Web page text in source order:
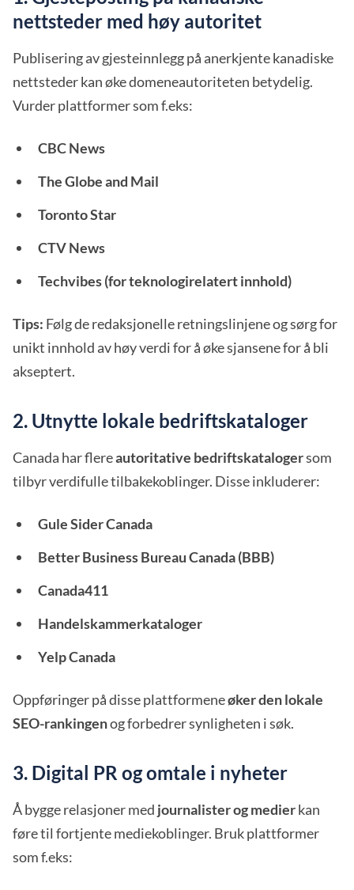
nettsteder med høy autoritet
Publisering av gjesteinnlegg på anerkjente kanadiske
nettsteder kan øke domeneautoriteten betydelig.
Vurder plattformer som f.eks:
CBC News
The Globe and Mail
Toronto Star
CTV News
Techvibes (for teknologirelatert innhold)
Tips: Følg de redaksjonelle retningslinjene og sørg for
unikt innhold av høy verdi for å øke sjansene for å bli
akseptert.
2. Utnytte lokale bedriftskataloger
Canada har flereautoritative bedriftskatalogersom
tilbyr verdifulle tilbakekoblinger. Disse inkluderer:
Gule Sider Canada
Better Business Bureau Canada (BBB)
Canada411
Handelskammerkataloger
Yelp Canada
Oppføringer på disse plattformeneøker den lokale
SEO-rankingenog forbedrer synligheten i søk.
3. Digital PR og omtale i nyheter
Å bygge relasjoner med journalister og medierkan
føre til fortjente mediekoblinger. Bruk plattformer
som f.eks: